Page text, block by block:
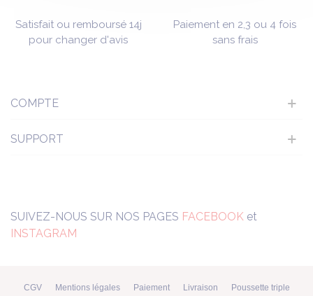
Satisfait ou remboursé 14j
pour changer d'avis
Paiement en 2,3 ou 4 fois
sans frais
SUIVEZ-NOUS SUR NOS PAGES FACEBOOK et
INSTAGRAM
COMPTE
SUPPORT
CGV Mentions légales Paiement Livraison Poussette triple